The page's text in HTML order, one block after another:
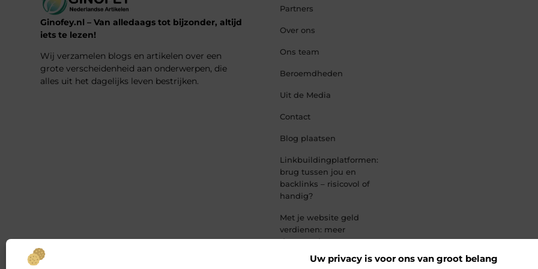
Uw privacy is voor ons van groot belang
Ginofey.nl – Van alledaags tot bijzonder, altijd
iets te lezen!
Wij verzamelen blogs en artikelen over een
grote verscheidenheid aan onderwerpen, die
alles uit het dagelijks leven bestrijken.
Partners
Over ons
Ons team
Beroemdheden
Uit de Media
Contact
Blog plaatsen
Linkbuildingplatformen:
brug tussen jou en
backlinks – risicovol of
handig?
Met je website geld
verdienen: meer
dan een droom,
een slimme
strategie